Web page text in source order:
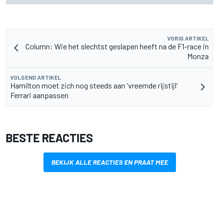
VORIG ARTIKEL
Column: Wie het slechtst geslapen heeft na de F1-race in
Monza
VOLGEND ARTIKEL
Hamilton moet zich nog steeds aan 'vreemde rijstijl'
Ferrari aanpassen
BESTE REACTIES
BEKIJK ALLE REACTIES EN PRAAT MEE